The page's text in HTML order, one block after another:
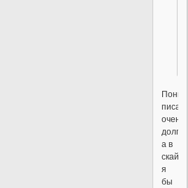
писать
очень
долго
а в
скайпе
я
бы